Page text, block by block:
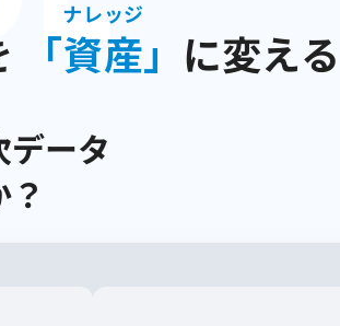
「資産
ナレッジ
」 に変える
ータ